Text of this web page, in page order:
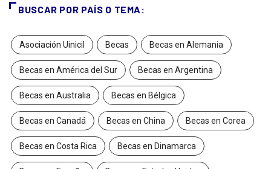
BUSCAR POR PAÍS O TEMA:
Asociación Uinicil Becas Becas en Alemania
Becas en América del Sur Becas en Argentina
Becas en Australia Becas en Bélgica
Becas en Canadá Becas en China Becas en Corea
Becas en Costa Rica Becas en Dinamarca